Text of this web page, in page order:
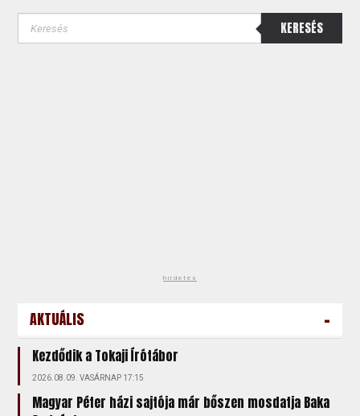
KERESÉS
hirdetés
AKTUÁLIS -
Kezdődik a Tokaji Írótábor
2026.08.09. VASÁRNAP 17:15
Magyar Péter házi sajtója már bőszen mosdatja Baka